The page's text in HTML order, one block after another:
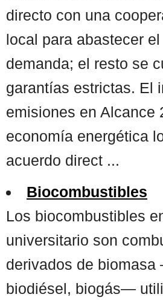
directo con una
local para abastecer
demanda; el resto se
garantías estrictas. El
emisiones en Alcance
economía energética
acuerdo direct ...
Biocombustibles
Los biocombustibles
universitario son
derivados de
biodiésel, biogás—